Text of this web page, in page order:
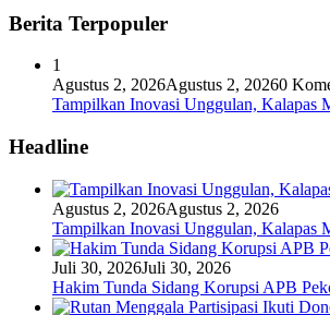
Berita Terpopuler
1
Agustus 2, 2026Agustus 2, 20260
Tampilkan Inovasi Unggulan, Kalapas
Headline
Agustus 2, 2026Agustus 2, 2026
Tampilkan Inovasi Unggulan, Kalapas
Juli 30, 2026Juli 30, 2026
Hakim Tunda Sidang Korupsi APB